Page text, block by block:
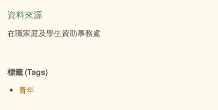
資料來源
在職家庭及學生資助事務處
標籤 (Tags)
青年